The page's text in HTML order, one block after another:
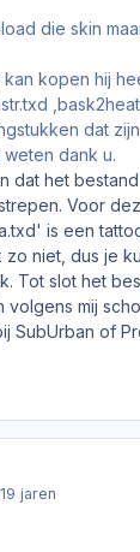
die skin
kopen hij
dat
dank u.
dat het
Voor
is een
niet, dus je
Tot slot het
volgens mij
SubUrban of
19 jaren